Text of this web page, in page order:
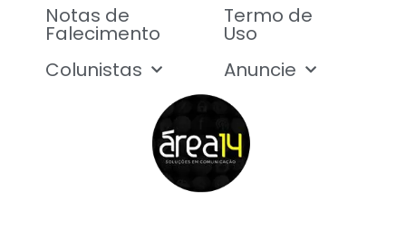
Notas de
Falecimento
Colunistas
Termo de
Uso
Anuncie